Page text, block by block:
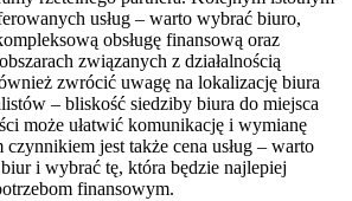
usług – warto wybrać biuro,
obsługę finansową oraz
związanych z działalnością
zwrócić uwagę na lokalizację biura
– bliskość siedziby biura do miejsca
może ułatwić komunikację i wymianę
jest także cena usług – warto
i wybrać tę, która będzie najlepiej
finansowym.